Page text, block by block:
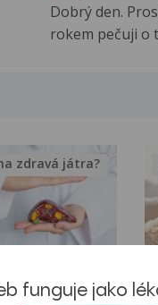
Dobrý den.
rokem pečuji o
zdravá játra?
funguje jako